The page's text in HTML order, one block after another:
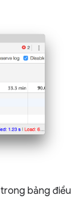
bảng điều